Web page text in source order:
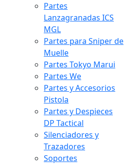
Partes
Lanzagranadas ICS
MGL
Partes para Sniper de
Muelle
Partes Tokyo Marui
Partes We
Partes y Accesorios
Pistola
Partes y Despieces
DP Tactical
Silenciadores y
Trazadores
Soportes